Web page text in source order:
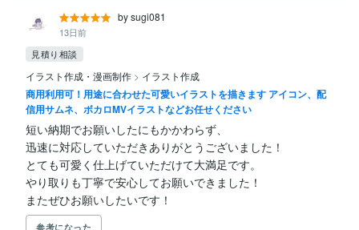
by sugi081
13日前
見積り相談
イラスト作成・漫画制作 > イラスト作成
商用利用可！用途に合わせた可愛いイラストを描きます アイコン、配
信用サムネ、ボカロMVイラストなどお任せください
短い納期でお願いしたにもかかわらず、
迅速に対応していただきありがとうございました！
とても可愛く仕上げていただけて大満足です。
やり取りも丁寧で安心してお願いできました！
またぜひお願いしたいです！
参考になった